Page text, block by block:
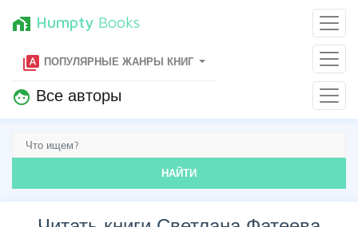
home_work Humpty Books
type_specimen ПОПУЛЯРНЫЕ ЖАНРЫ КНИГ
face Все авторы
НАЙТИ